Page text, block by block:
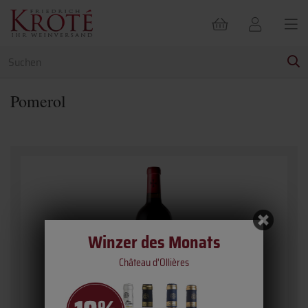
Winzer des Monats
Château d'Ollières
Pomerol